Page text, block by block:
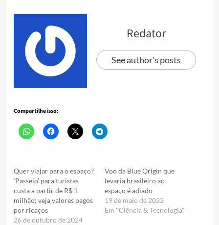
Redator
See author's posts
Compartilhe isso:
Quer viajar para o espaço?
‘Passeio’ para turistas
custa a partir de R$ 1
milhão; veja valores pagos
por ricaços
26 de outubro de 2024
Voo da Blue Origin que
levaria brasileiro ao
espaço é adiado
19 de maio de 2022
Em "Ciência & Tecnologia"